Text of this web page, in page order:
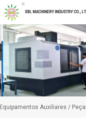
Equipamentos Auxiliares /